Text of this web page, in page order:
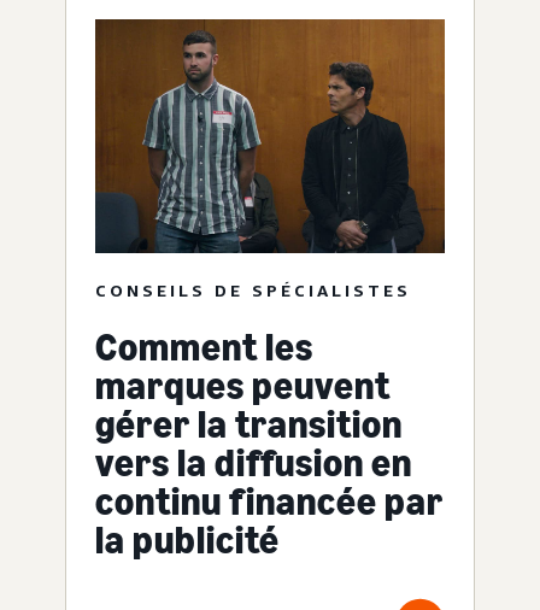
CONSEILS DE SPÉCIALISTES
Comment les
marques peuvent
gérer la transition
vers la diffusion en
continu financée par
la publicité